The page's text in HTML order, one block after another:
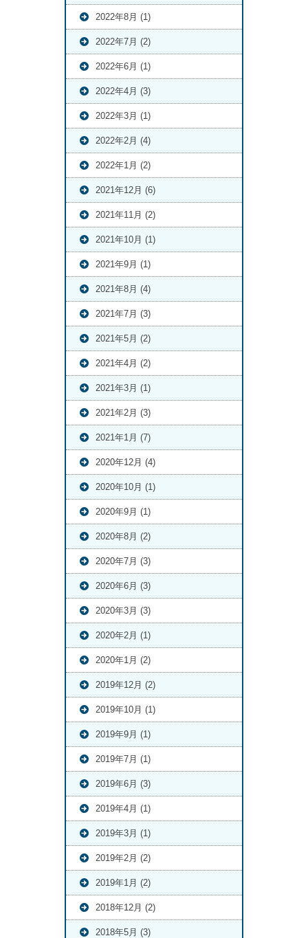
2022年8月 (1)
2022年7月 (2)
2022年6月 (1)
2022年4月 (3)
2022年3月 (1)
2022年2月 (4)
2022年1月 (2)
2021年12月 (6)
2021年11月 (2)
2021年10月 (1)
2021年9月 (1)
2021年8月 (4)
2021年7月 (3)
2021年5月 (2)
2021年4月 (2)
2021年3月 (1)
2021年2月 (3)
2021年1月 (7)
2020年12月 (4)
2020年10月 (1)
2020年9月 (1)
2020年8月 (2)
2020年7月 (3)
2020年6月 (3)
2020年3月 (3)
2020年2月 (1)
2020年1月 (2)
2019年12月 (2)
2019年10月 (1)
2019年9月 (1)
2019年7月 (1)
2019年6月 (3)
2019年4月 (1)
2019年3月 (1)
2019年2月 (2)
2019年1月 (2)
2018年12月 (2)
2018年5月 (3)